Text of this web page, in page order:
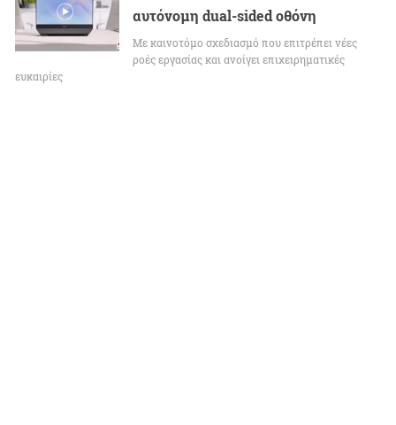
αυτόνομη dual-sided οθόνη
Με καινοτόμο σχεδιασμό που επιτρέπει νέες
ροές εργασίας και ανοίγει επιχειρηματικές
ευκαιρίες